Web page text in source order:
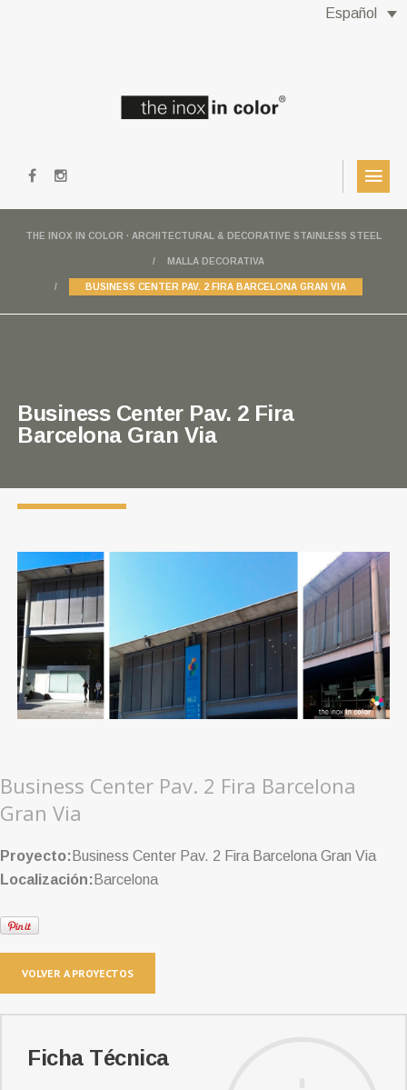
Español
THE INOX IN COLOR · ARCHITECTURAL & DECORATIVE STAINLESS STEEL
MALLA DECORATIVA
BUSINESS CENTER PAV. 2 FIRA BARCELONA GRAN VIA
Business Center Pav. 2 Fira
Barcelona Gran Via
Business Center Pav. 2 Fira Barcelona
Gran Via
Proyecto: Business Center Pav. 2 Fira Barcelona Gran Via
Localización: Barcelona
VOLVER A PROYECTOS
Ficha Técnica